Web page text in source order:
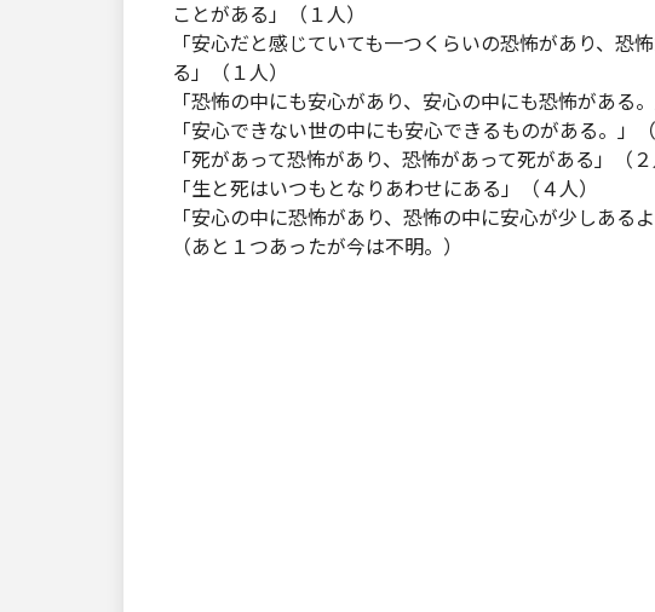
ことがある」（１人）
「安心だと感じていても一つくらいの恐怖があり、恐
る」（１人）
「恐怖の中にも安心があり、安心の中にも恐怖がある。
「安心できない世の中にも安心できるものがある。」（
「死があって恐怖があり、恐怖があって死がある」（２
「生と死はいつもとなりあわせにある」（４人）
「安心の中に恐怖があり、恐怖の中に安心が少しある
（あと１つあったが今は不明。）